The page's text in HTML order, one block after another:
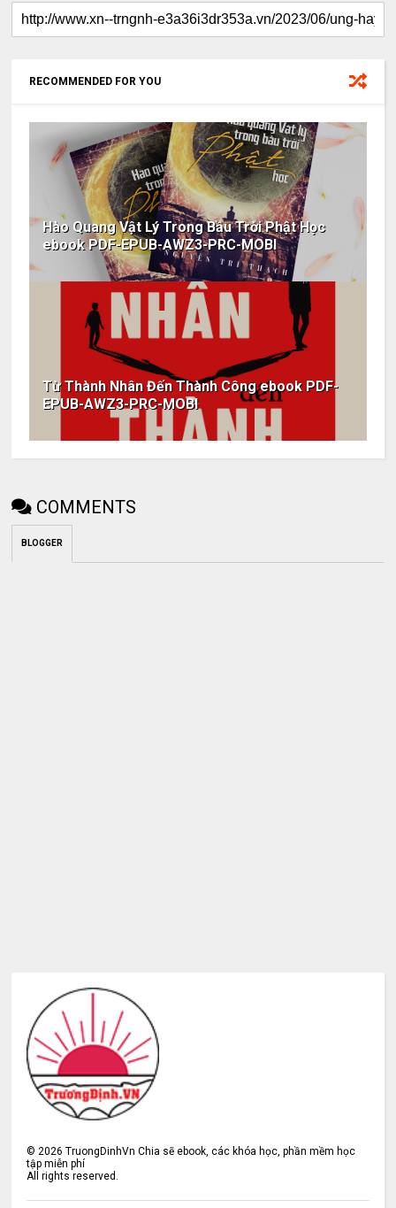
RECOMMENDED FOR YOU
Hào Quang Vật Lý Trong Bầu Trời Phật Học
ebook PDF-EPUB-AWZ3-PRC-MOBI
Từ Thành Nhân Đến Thành Công ebook PDF-
EPUB-AWZ3-PRC-MOBI
COMMENTS
BLOGGER
©2026 TruongDinhVn Chia sẽ ebook, các khóa học, phần mềm học
tập miễn phí
All rights reserved.